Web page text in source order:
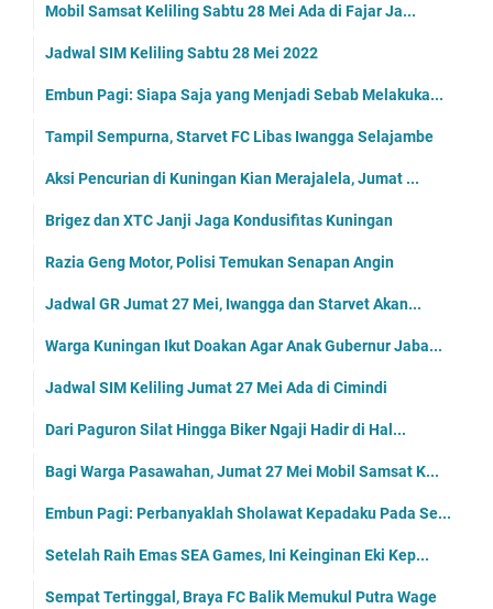
Mobil Samsat Keliling Sabtu 28 Mei Ada di Fajar Ja...
Jadwal SIM Keliling Sabtu 28 Mei 2022
Embun Pagi: Siapa Saja yang Menjadi Sebab Melakuka...
Tampil Sempurna, Starvet FC Libas Iwangga Selajambe
Aksi Pencurian di Kuningan Kian Merajalela, Jumat ...
Brigez dan XTC Janji Jaga Kondusifitas Kuningan
Razia Geng Motor, Polisi Temukan Senapan Angin
Jadwal GR Jumat 27 Mei, Iwangga dan Starvet Akan...
Warga Kuningan Ikut Doakan Agar Anak Gubernur Jaba...
Jadwal SIM Keliling Jumat 27 Mei Ada di Cimindi
Dari Paguron Silat Hingga Biker Ngaji Hadir di Hal...
Bagi Warga Pasawahan, Jumat 27 Mei Mobil Samsat K...
Embun Pagi: Perbanyaklah Sholawat Kepadaku Pada Se...
Setelah Raih Emas SEA Games, Ini Keinginan Eki Kep...
Sempat Tertinggal, Braya FC Balik Memukul Putra Wage